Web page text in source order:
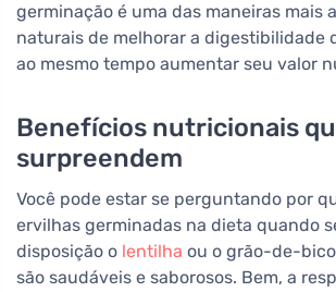
germinação é uma das maneiras mais
naturais de melhorar a digestibilidade
ao mesmo tempo aumentar seu valor
Benefícios nutricionais
surpreendem
Você pode estar se perguntando por
ervilhas germinadas na dieta quando
disposição o lentilha ou o grão-de-
são saudáveis e saborosos. Bem, a